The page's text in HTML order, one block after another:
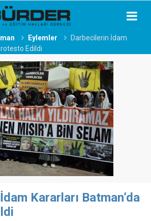
Eylemler
Darbecilerin İdam
Edildi
Kararları Batman’da